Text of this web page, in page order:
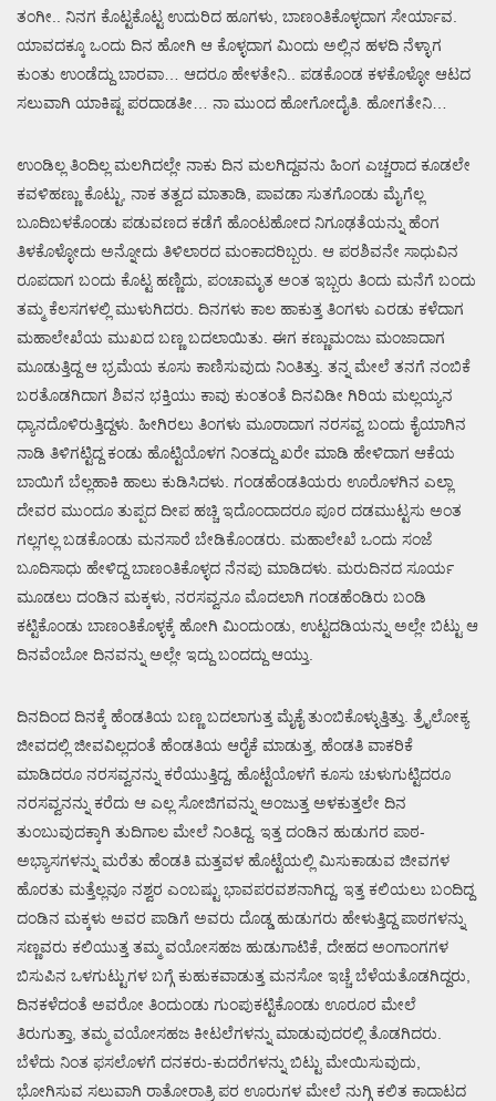
ತಂಗೀ.. ನಿನಗ ಕೊಟ್ಟಕೊಟ್ಟ ಉದುರಿದ ಹೂಗಳು, ಬಾಣಂತಿಕೊಳ್ಳದಾಗ ಸೇರ್ಯಾವ.
ಯಾವದಕ್ಕೂ ಒಂದು ದಿನ ಹೋಗಿ ಆ ಕೊಳ್ಳದಾಗ ಮಿಂದು ಅಲ್ಲಿನ ಹಳದಿ ನೆಳ್ಳಾಗ
ಕುಂತು ಉಂಡೆದ್ದು ಬಾರವಾ… ಆದರೂ ಹೇಳತೇನಿ.. ಪಡಕೊಂಡ ಕಳಕೊಳ್ಳೋ ಆಟದ
ಸಲುವಾಗಿ ಯಾಕಿಷ್ಟ ಪರದಾಡತೀ… ನಾ ಮುಂದ ಹೋಗೋದೈತಿ. ಹೋಗತೇನಿ…
ಉಂಡಿಲ್ಲ ತಿಂದಿಲ್ಲ ಮಲಗಿದಲ್ಲೇ ನಾಕು ದಿನ ಮಲಗಿದ್ದವನು ಹಿಂಗ ಎಚ್ಚರಾದ ಕೂಡಲೇ
ಕವಳಿಹಣ್ಣು ಕೊಟ್ಟು, ನಾಕ ತತ್ವದ ಮಾತಾಡಿ, ಪಾವಡಾ ಸುತಗೊಂಡು ಮೈಗೆಲ್ಲ
ಬೂದಿಬಳಕೊಂಡು ಪಡುವಣದ ಕಡೆಗೆ ಹೊಂಟಹೋದ ನಿಗೂಢತೆಯನ್ನು ಹೆಂಗ
ತಿಳಕೊಳ್ಳೋದು ಅನ್ನೋದು ತಿಳಿಲಾರದ ಮಂಕಾದರಿಬ್ಬರು. ಆ ಪರಶಿವನೇ ಸಾಧುವಿನ
ರೂಪದಾಗ ಬಂದು ಕೊಟ್ಟ ಹಣ್ಣಿದು, ಪಂಚಾಮೃತ ಅಂತ ಇಬ್ಬರು ತಿಂದು ಮನೆಗೆ ಬಂದು
ತಮ್ಮ ಕೆಲಸಗಳಲ್ಲಿ ಮುಳುಗಿದರು. ದಿನಗಳು ಕಾಲ ಹಾಕುತ್ತ ತಿಂಗಳು ಎರಡು ಕಳೆದಾಗ
ಮಹಾಲೇಖೆಯ ಮುಖದ ಬಣ್ಣ ಬದಲಾಯಿತು. ಈಗ ಕಣ್ಣುಮಂಜು ಮಂಜಾದಾಗ
ಮೂಡುತ್ತಿದ್ದ ಆ ಭ್ರಮೆಯ ಕೂಸು ಕಾಣಿಸುವುದು ನಿಂತಿತ್ತು. ತನ್ನ ಮೇಲೆ ತನಗೆ ನಂಬಿಕೆ
ಬರತೊಡಗಿದಾಗ ಶಿವನ ಭಕ್ತಿಯು ಕಾವು ಕುಂತಂತೆ ದಿನವಿಡೀ ಗಿರಿಯ ಮಲ್ಲಯ್ಯನ
ಧ್ಯಾನದೊಳಿರುತ್ತಿದ್ದಳು. ಹೀಗಿರಲು ತಿಂಗಳು ಮೂರಾದಾಗ ನರಸವ್ವ ಬಂದು ಕೈಯಾಗಿನ
ನಾಡಿ ತಿಳಿಗಟ್ಟಿದ್ದ ಕಂಡು ಹೊಟ್ಟಿಯೊಳಗ ನಿಂತದ್ದು ಖರೇ ಮಾಡಿ ಹೇಳಿದಾಗ ಆಕೆಯ
ಬಾಯಿಗೆ ಬೆಲ್ಲಹಾಕಿ ಹಾಲು ಕುಡಿಸಿದಳು. ಗಂಡಹೆಂಡತಿಯರು ಊರೊಳಗಿನ ಎಲ್ಲಾ
ದೇವರ ಮುಂದೂ ತುಪ್ಪದ ದೀಪ ಹಚ್ಚಿ ಇದೊಂದಾದರೂ ಪೂರ ದಡಮುಟ್ಟಸು ಅಂತ
ಗಲ್ಲಗಲ್ಲ ಬಡಕೊಂಡು ಮನಸಾರೆ ಬೇಡಿಕೊಂಡರು. ಮಹಾಲೇಖೆ ಒಂದು ಸಂಜೆ
ಬೂದಿಸಾಧು ಹೇಳಿದ್ದ ಬಾಣಂತಿಕೊಳ್ಳದ ನೆನಪು ಮಾಡಿದಳು. ಮರುದಿನದ ಸೂರ್ಯ
ಮೂಡಲು ದಂಡಿನ ಮಕ್ಕಳು, ನರಸವ್ವನೂ ಮೊದಲಾಗಿ ಗಂಡಹೆಂಡಿರು ಬಂಡಿ
ಕಟ್ಟಿಕೊಂಡು ಬಾಣಂತಿಕೊಳ್ಳಕ್ಕೆ ಹೋಗಿ ಮಿಂದುಂಡು, ಉಟ್ಟದಡಿಯನ್ನು ಅಲ್ಲೇ ಬಿಟ್ಟು ಆ
ದಿನವೆಂಬೋ ದಿನವನ್ನು ಅಲ್ಲೇ ಇದ್ದು ಬಂದದ್ದು ಆಯ್ತು.
ದಿನದಿಂದ ದಿನಕ್ಕೆ ಹೆಂಡತಿಯ ಬಣ್ಣ ಬದಲಾಗುತ್ತ ಮೈಕೈ ತುಂಬಿಕೊಳ್ಳುತ್ತಿತ್ತು. ತ್ರೈಲೋಕ್ಯ
ಜೀವದಲ್ಲಿ ಜೀವವಿಲ್ಲದಂತೆ ಹೆಂಡತಿಯ ಆರೈಕೆ ಮಾಡುತ್ತ, ಹೆಂಡತಿ ವಾಕರಿಕೆ
ಮಾಡಿದರೂ ನರಸವ್ವನನ್ನು ಕರೆಯುತ್ತಿದ್ದ, ಹೊಟ್ಟೆಯೊಳಗೆ ಕೂಸು ಚುಳುಗುಟ್ಟಿದರೂ
ನರಸವ್ವನನ್ನು ಕರೆದು ಆ ಎಲ್ಲ ಸೋಜಿಗವನ್ನು ಅಂಜುತ್ತ ಅಳಕುತ್ತಲೇ ದಿನ
ತುಂಬುವುದಕ್ಕಾಗಿ ತುದಿಗಾಲ ಮೇಲೆ ನಿಂತಿದ್ದ. ಇತ್ತ ದಂಡಿನ ಹುಡುಗರ ಪಾಠ-
ಅಭ್ಯಾಸಗಳನ್ನು ಮರೆತು ಹೆಂಡತಿ ಮತ್ತವಳ ಹೊಟ್ಟೆಯಲ್ಲಿ ಮಿಸುಕಾಡುವ ಜೀವಗಳ
ಹೊರತು ಮತ್ತೆಲ್ಲವೂ ನಶ್ವರ ಎಂಬಷ್ಟು ಭಾವಪರವಶನಾಗಿದ್ದ, ಇತ್ತ ಕಲಿಯಲು ಬಂದಿದ್ದ
ದಂಡಿನ ಮಕ್ಕಳು ಅವರ ಪಾಡಿಗೆ ಅವರು ದೊಡ್ಡ ಹುಡುಗರು ಹೇಳುತ್ತಿದ್ದ ಪಾಠಗಳನ್ನು
ಸಣ್ಣವರು ಕಲಿಯುತ್ತ ತಮ್ಮ ವಯೋಸಹಜ ಹುಡುಗಾಟಿಕೆ, ದೇಹದ ಅಂಗಾಂಗಗಳ
ಬಿಸುಪಿನ ಒಳಗುಟ್ಟುಗಳ ಬಗ್ಗೆ ಕುಹುಕವಾಡುತ್ತ ಮನಸೋ ಇಚ್ಚೆ ಬೆಳೆಯತೊಡಗಿದ್ದರು,
ದಿನಕಳೆದಂತೆ ಅವರೋ ತಿಂದುಂಡು ಗುಂಪುಕಟ್ಟಿಕೊಂಡು ಊರೂರ ಮೇಲೆ
ತಿರುಗುತ್ತಾ, ತಮ್ಮ ವಯೋಸಹಜ ಕೀಟಲೆಗಳನ್ನು ಮಾಡುವುದರಲ್ಲಿ ತೊಡಗಿದರು.
ಬೆಳೆದು ನಿಂತ ಫಸಲೊಳಗೆ ದನಕರು-ಕುದರೆಗಳನ್ನು ಬಿಟ್ಟು ಮೇಯಿಸುವುದು,
ಭೋಗಿಸುವ ಸಲುವಾಗಿ ರಾತೋರಾತ್ರಿ ಪರ ಊರುಗಳ ಮೇಲೆ ನುಗ್ಗಿ ಕಲಿತ ಕಾದಾಟದ